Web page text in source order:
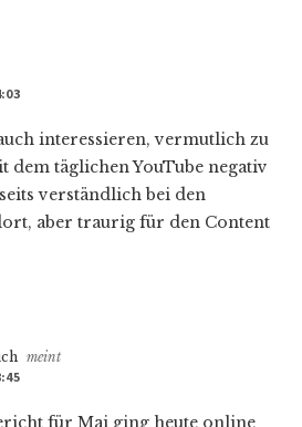
interessieren, vermutlich zu
dem täglichen YouTube negativ
verständlich bei den
aber traurig für den Content
meint
für Mai ging heute online